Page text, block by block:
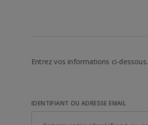
Entrez vos informations ci-dessous.
IDENTIFIANT OU ADRESSE EMAIL